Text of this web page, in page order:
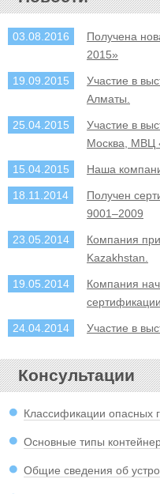
03.08.2016
Получена
2015»
19.09.2015
Участие в
Алматы.
25.04.2015
Участие в
Москва, МВЦ
15.04.2015 Наша
18.11.2014
Получен
9001–2009
23.05.2014
Компания
Kazakhstan.
19.05.2014
Компания
24.04.2014 Участие в
Консультации
Классификации опасных
Основные типы
Общие сведения об